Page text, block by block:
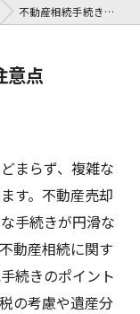
不動産相続手続きの詳解と注意点
意点
まらず、複雑な
す。不動産売却
手続きが円滑な
動産相続に関す
続きのポイント
の考慮や遺産分